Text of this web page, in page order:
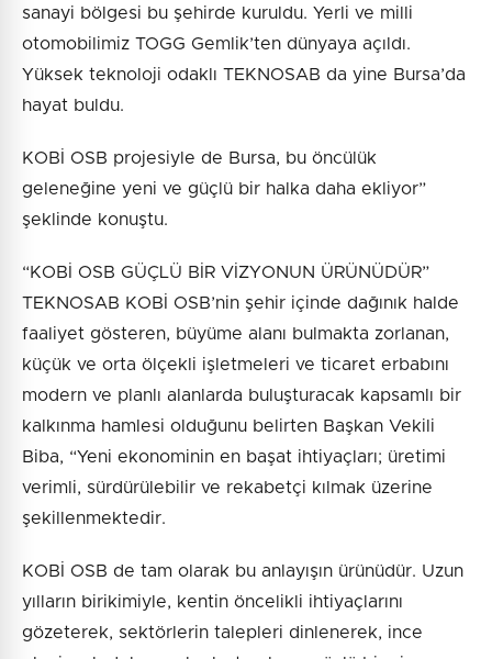
sanayi bölgesi bu şehirde kuruldu. Yerli ve milli
otomobilimiz TOGG Gemlik’ten dünyaya açıldı.
Yüksek teknoloji odaklı TEKNOSAB da yine Bursa’da
hayat buldu.
KOBİ OSB projesiyle de Bursa, bu öncülük
geleneğine yeni ve güçlü bir halka daha ekliyor”
şeklinde konuştu.
“KOBİ OSB GÜÇLÜ BİR VİZYONUN ÜRÜNÜDÜR”
TEKNOSAB KOBİ OSB’nin şehir içinde dağınık halde
faaliyet gösteren, büyüme alanı bulmakta zorlanan,
küçük ve orta ölçekli işletmeleri ve ticaret erbabını
modern ve planlı alanlarda buluşturacak kapsamlı bir
kalkınma hamlesi olduğunu belirten Başkan Vekili
Biba, “Yeni ekonominin en başat ihtiyaçları; üretimi
verimli, sürdürülebilir ve rekabetçi kılmak üzerine
şekillenmektedir.
KOBİ OSB de tam olarak bu anlayışın ürünüdür. Uzun
yılların birikimiyle, kentin öncelikli ihtiyaçlarını
gözeterek, sektörlerin talepleri dinlenerek, ince